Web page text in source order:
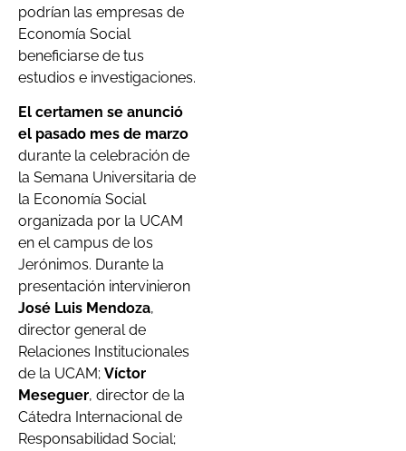
podrían las empresas de
Economía Social
beneficiarse de tus
estudios e investigaciones.
El certamen se anunció
el pasado mes de marzo
durante la celebración de
la Semana Universitaria de
la Economía Social
organizada por la UCAM
en el campus de los
Jerónimos. Durante la
presentación intervinieron
José Luis Mendoza,
director general de
Relaciones Institucionales
de la UCAM; Víctor
Meseguer, director de la
Cátedra Internacional de
Responsabilidad Social;